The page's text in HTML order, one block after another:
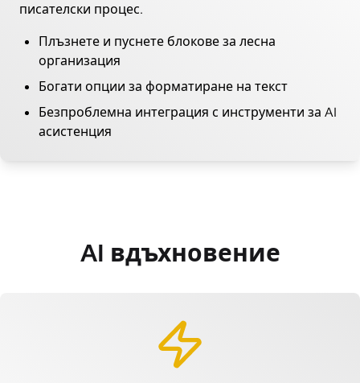
писателски процес.
Плъзнете и пуснете блокове за лесна
организация
Богати опции за форматиране на текст
Безпроблемна интеграция с инструменти за AI
асистенция
AI вдъхновение